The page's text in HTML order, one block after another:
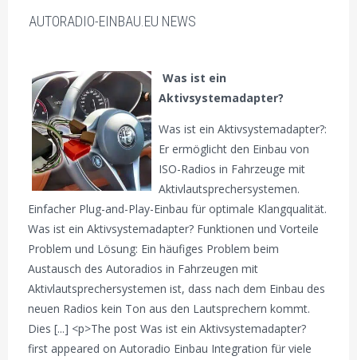
AUTORADIO-EINBAU.EU NEWS
Was ist ein
Aktivsystemadapter?
Was ist ein Aktivsystemadapter?:
Er ermöglicht den Einbau von
ISO-Radios in Fahrzeuge mit
Aktivlautsprechersystemen.
Einfacher Plug-and-Play-Einbau für optimale Klangqualität.
Was ist ein Aktivsystemadapter? Funktionen und Vorteile
Problem und Lösung: Ein häufiges Problem beim
Austausch des Autoradios in Fahrzeugen mit
Aktivlautsprechersystemen ist, dass nach dem Einbau des
neuen Radios kein Ton aus den Lautsprechern kommt.
Dies [...] <p>The post Was ist ein Aktivsystemadapter?
first appeared on Autoradio Einbau Integration für viele